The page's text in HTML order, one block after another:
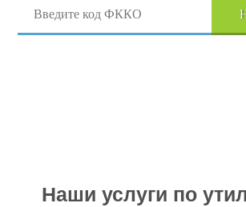
Наши услуги по